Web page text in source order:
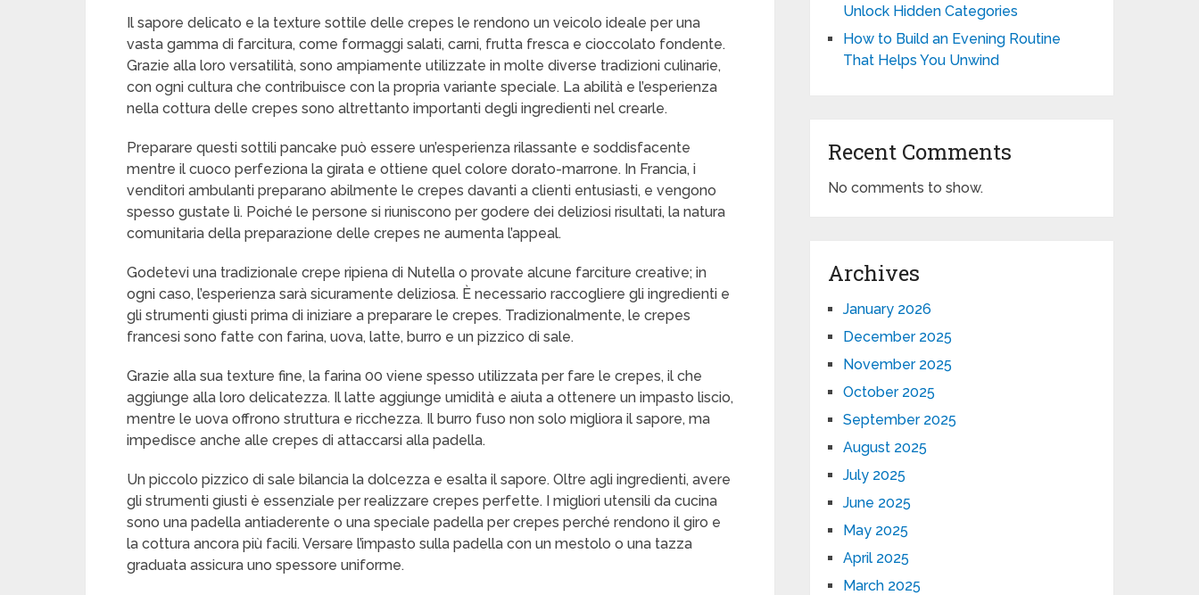
Il sapore delicato e la texture sottile delle crepes le rendono un veicolo ideale per una
vasta gamma di farcitura, come formaggi salati, carni, frutta fresca e cioccolato fondente.
Grazie alla loro versatilità, sono ampiamente utilizzate in molte diverse tradizioni culinarie,
con ogni cultura che contribuisce con la propria variante speciale. La abilità e l’esperienza
nella cottura delle crepes sono altrettanto importanti degli ingredienti nel crearle.
Preparare questi sottili pancake può essere un’esperienza rilassante e soddisfacente
mentre il cuoco perfeziona la girata e ottiene quel colore dorato-marrone. In Francia, i
venditori ambulanti preparano abilmente le crepes davanti a clienti entusiasti, e vengono
spesso gustate lì. Poiché le persone si riuniscono per godere dei deliziosi risultati, la natura
comunitaria della preparazione delle crepes ne aumenta l’appeal.
Godetevi una tradizionale crepe ripiena di Nutella o provate alcune farciture creative; in
ogni caso, l’esperienza sarà sicuramente deliziosa. È necessario raccogliere gli ingredienti e
gli strumenti giusti prima di iniziare a preparare le crepes. Tradizionalmente, le crepes
francesi sono fatte con farina, uova, latte, burro e un pizzico di sale.
Grazie alla sua texture fine, la farina 00 viene spesso utilizzata per fare le crepes, il che
aggiunge alla loro delicatezza. Il latte aggiunge umidità e aiuta a ottenere un impasto liscio,
mentre le uova offrono struttura e ricchezza. Il burro fuso non solo migliora il sapore, ma
impedisce anche alle crepes di attaccarsi alla padella.
Un piccolo pizzico di sale bilancia la dolcezza e esalta il sapore. Oltre agli ingredienti, avere
gli strumenti giusti è essenziale per realizzare crepes perfette. I migliori utensili da cucina
sono una padella antiaderente o una speciale padella per crepes perché rendono il giro e
la cottura ancora più facili. Versare l’impasto sulla padella con un mestolo o una tazza
graduata assicura uno spessore uniforme.
Unlock Hidden Categories
How to Build an Evening Routine
That Helps You Unwind
Recent Comments
No comments to show.
Archives
January 2026
December 2025
November 2025
October 2025
September 2025
August 2025
July 2025
June 2025
May 2025
April 2025
March 2025